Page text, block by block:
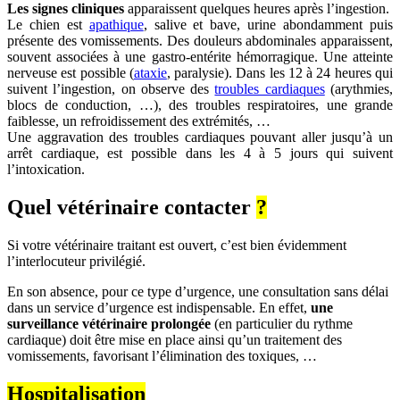
Les signes cliniques apparaissent quelques heures après l’ingestion.
Le chien est apathique, salive et bave, urine abondamment puis
présente des vomissements. Des douleurs abdominales apparaissent,
souvent associées à une gastro-entérite hémorragique. Une atteinte
nerveuse est possible (ataxie, paralysie). Dans les 12 à 24 heures qui
suivent l’ingestion, on observe destroubles cardiaques(arythmies,
blocs de conduction, …), des troubles respiratoires, une grande
faiblesse, un refroidissement des extrémités, …
Une aggravation des troubles cardiaques pouvant aller jusqu’à un
arrêt cardiaque, est possible dans les 4 à 5 jours qui suivent
l’intoxication.
Quel vétérinaire contacter ?
Si votre vétérinaire traitant est ouvert, c’est bien évidemment
l’interlocuteur privilégié.
En son absence, pour ce type d’urgence, une consultation sans délai
dans un service d’urgence est indispensable. En effet, une
surveillance vétérinaire prolongée (en particulier du rythme
cardiaque) doit être mise en place ainsi qu’un traitement des
vomissements, favorisant l’élimination des toxiques, …
Hospitalisation